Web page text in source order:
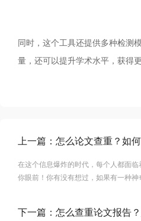
同时，这个工具还提供多种检测
量，还可以提升学术水平，获得
上一篇： 怎么论文查重？如
在这个信息爆炸的时代，每个人都面
你眼前！你有没有想过，如果有一种神
下一篇： 怎么查重论文报告